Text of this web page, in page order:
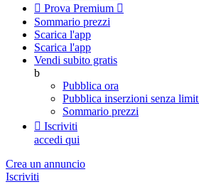
 Prova Premium 
Sommario prezzi
Scarica l'app
Scarica l'app
Vendi subito gratis
b
Pubblica ora
Pubblica inserzioni senza limit
Sommario prezzi
 Iscriviti
accedi qui
Crea un annuncio
Iscriviti